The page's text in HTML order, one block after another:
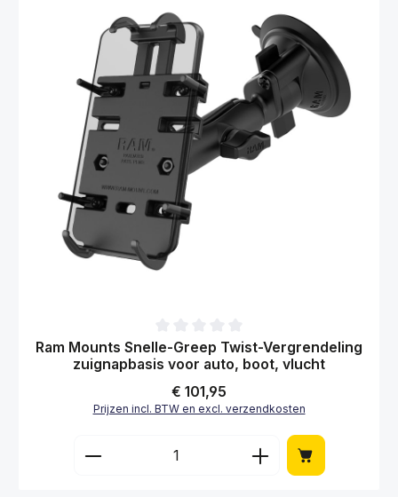
Gemiddelde waardering van 0 van 5 sterren
Ram Mounts Snelle-Greep Twist-Vergrendeling
zuignapbasis voor auto, boot, vlucht
Normale prijs:
€ 101,95
Prijzen incl. BTW en excl. verzendkosten
Producthoeveelheid: Voer de gewenste